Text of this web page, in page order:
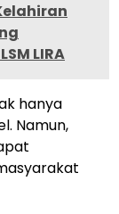
LIRA
hanya
Namun,